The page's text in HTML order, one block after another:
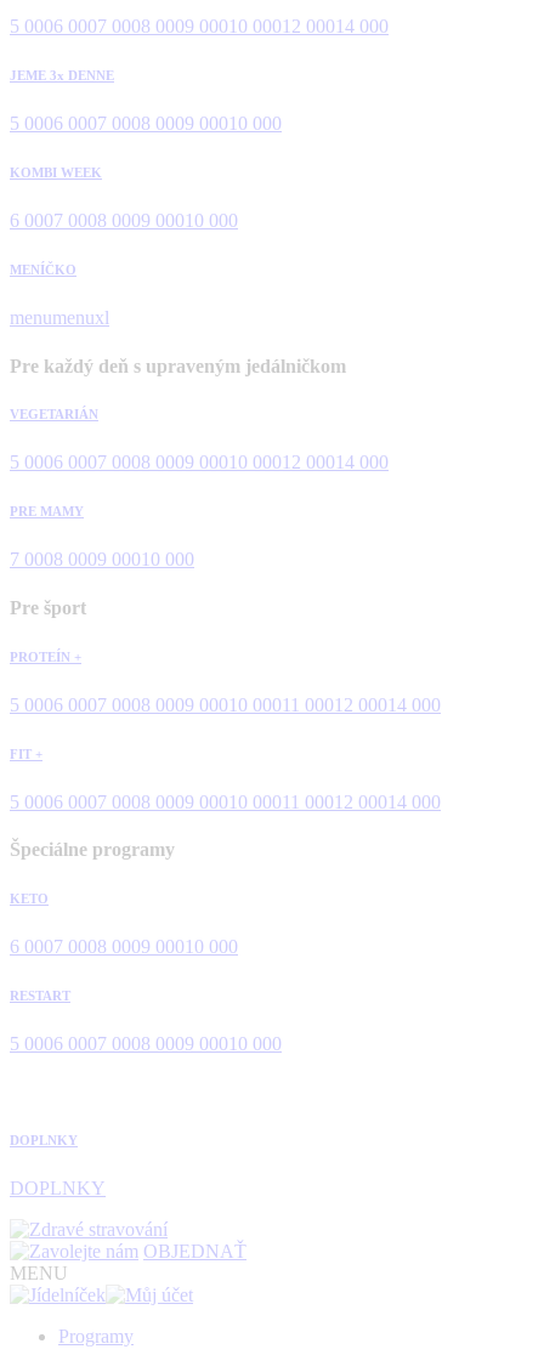
5 0006 0007 0008 0009 00010 00012 00014 000
JEME 3x DENNE
5 0006 0007 0008 0009 00010 000
KOMBI WEEK
6 0007 0008 0009 00010 000
MENÍČKO
menumenuxl
Pre každý deň s upraveným jedálničkom
VEGETARIÁN
5 0006 0007 0008 0009 00010 00012 00014 000
PRE MAMY
7 0008 0009 00010 000
Pre šport
PROTEÍN +
5 0006 0007 0008 0009 00010 00011 00012 00014 000
FIT +
5 0006 0007 0008 0009 00010 00011 00012 00014 000
Špeciálne programy
KETO
6 0007 0008 0009 00010 000
RESTART
5 0006 0007 0008 0009 00010 000
DOPLNKY
DOPLNKY
OBJEDNAŤ
MENU
Programy